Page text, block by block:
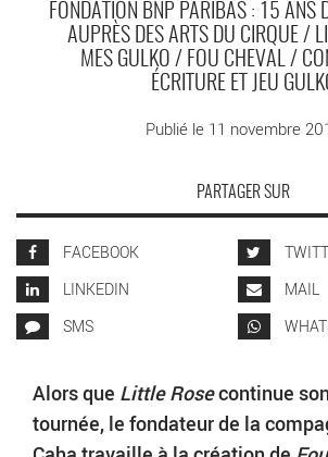
FONDATION BNP PARIBAS : 15 ANS
AUPRÈS DES ARTS DU CIRQUE /
MES GULKO / FOU CHEVAL /
ÉCRITURE ET JEU
Publié le 11 novembre
PARTAGER SUR
FACEBOOK
LINKEDIN
MAIL
SMS
Alors que Little Rosecontinue
tournée, le fondateur de la